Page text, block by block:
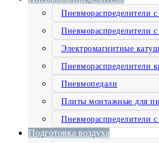
Пневмораспределители
Пневмораспределители
Электромагнитные
Пневмораспределители
Пневмопедали
Плиты монтажные для
Пневмораспределители
Подготовка воздуха